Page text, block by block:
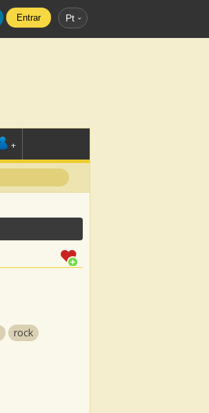
Entrar Pt
+
rock